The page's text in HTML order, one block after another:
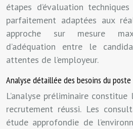
étapes d’évaluation
parfaitement adaptées aux
approche sur mesure
d’adéquation entre le
attentes de l’employeur.
Analyse détaillée des besoins du poste
L’analyse préliminaire constitue
recrutement réussi. Les
étude approfondie de